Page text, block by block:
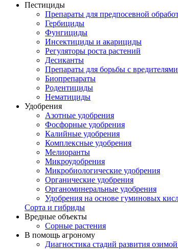
Пестициды
Препараты для предпосевной
Гербициды
Фунгициды
Инсектициды и акарициды
Регуляторы роста растений
Десиканты
Препараты для борьбы с вредителями
Биопрепараты
Родентициды
Нематициды
Удобрения
Азотные удобрения
Фосфорные удобрения
Калийные удобрения
Комплексные удобрения
Мелиоранты
Микроудобрения
Микробиологические удобрения
Органические удобрения
Органоминеральные удобрения
Удобрения на основе гуминовых
Сорта и гибриды
Вредные объекты
Сорные растения
В помощь агроному
Диагностика стадий развития